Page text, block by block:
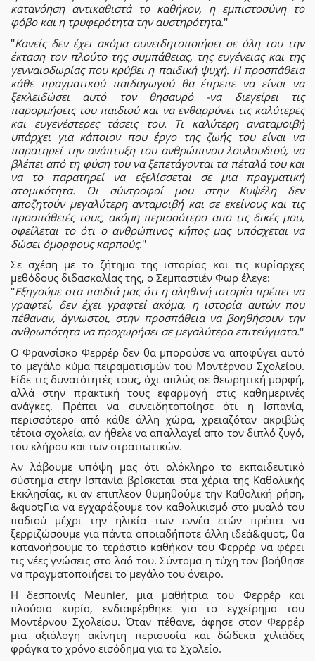
κατανόηση αντικαθιστά το καθήκον, η εμπιστοσύνη το
φόβο και η τρυφερότητα την αυστηρότητα.''
''Κανείς δεν έχει ακόμα συνειδητοποιήσει σε όλη του την
έκταση τον πλούτο της συμπάθειας, της ευγένειας και της
γενναιοδωρίας που κρύβει η παιδική ψυχή. Η προσπάθεια
κάθε πραγματικού παιδαγωγού θα έπρεπε να είναι να
ξεκλειδώσει αυτό τον θησαυρό -να διεγείρει τις
παρορμήσεις του παιδιού και να ενθαρρύνει τις καλύτερες
και ευγενέστερες τάσεις του. Τι καλύτερη αναταμοιβή
υπάρχει για κάποιον που έργο της ζωής του είναι να
παρατηρεί την ανάπτυξη του ανθρώπινου λουλουδιού, να
βλέπει από τη φύση του να ξεπετάγονται τα πέταλά του και
να το παρατηρεί να εξελίσσεται σε μια πραγματική
ατομικότητα. Οι σύντροφοί μου στην Κυψέλη δεν
αποζητούν μεγαλύτερη ανταμοιβή και σε εκείνους και τις
προσπάθειές τους, ακόμη περισσότερο απο τις δικές μου,
οφείλεται το ότι ο ανθρώπινος κήπος μας υπόσχεται να
δώσει όμορφους καρπούς.''
Σε σχέση με το ζήτημα της ιστορίας και τις κυρίαρχες
μεθόδους διδασκαλίας της, ο Σεμπαστιέν Φωρ έλεγε:
''Εξηγούμε στα παιδιά μας ότι η αληθινή ιστορία πρέπει να
γραφτεί, δεν έχει γραφτεί ακόμα, η ιστορία αυτών που
πέθαναν, άγνωστοι, στην προσπάθεια να βοηθήσουν την
ανθρωπότητα να προχωρήσει σε μεγαλύτερα επιτεύγματα.''
Ο Φρανσίσκο Φερρέρ δεν θα μπορούσε να αποφύγει αυτό
το μεγάλο κύμα πειραματισμών του Μοντέρνου Σχολείου.
Είδε τις δυνατότητές τους, όχι απλώς σε θεωρητική μορφή,
αλλά στην πρακτική τους εφαρμογή στις καθημερινές
ανάγκες. Πρέπει να συνειδητοποίησε ότι η Ισπανία,
περισσότερο από κάθε άλλη χώρα, χρειαζόταν ακριβώς
τέτοια σχολεία, αν ήθελε να απαλλαγεί απο τον διπλό ζυγό,
του κλήρου και των στρατιωτικών.
Αν λάβουμε υπόψη μας ότι ολόκληρο το εκπαιδευτικό
σύστημα στην Ισπανία βρίσκεται στα χέρια της Καθολικής
Εκκλησίας, κι αν επιπλεον θυμηθούμε την Καθολική ρήση,
&quot;Για να εγχαράξουμε τον καθολικισμό στο μυαλό του
παδιού μέχρι την ηλικία των εννέα ετών πρέπει να
ξερριζώσουμε για πάντα οποιαδήποτε άλλη ιδεά&quot;, θα
κατανοήσουμε το τεράστιο καθήκον του Φερρέρ να φέρει
τις νέες γνώσεις στο λαό του. Σύντομα η τύχη τον βοήθησε
να πραγματοποιήσει το μεγάλο του όνειρο.
Η δεσποινίς Meunier, μια μαθήτρια του Φερρέρ και
πλούσια κυρία, ενδιαφέρθηκε για το εγχείρημα του
Μοντέρνου Σχολείου. Όταν πέθανε, άφησε στον Φερρέρ
μια αξιόλογη ακίνητη περιουσία και δώδεκα χιλιάδες
φράγκα το χρόνο εισόδημα για το Σχολείο.